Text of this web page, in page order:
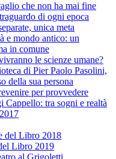
che non ha mai fine
di ogni epoca
unica meta
e mondo antico: un
in comune
le scienze umane?
di Pier Paolo Pasolini,
della sua persona
per provvedere
Cappello: tra sogni e realtà
del Libro 2018
Libro 2019